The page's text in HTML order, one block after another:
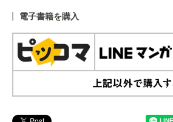
電子書籍を購入